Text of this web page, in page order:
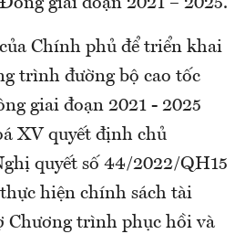
giai đoạn 2021 – 2025.
Chính phủ để triển khai
trình đường bộ cao tốc
giai đoạn 2021 - 2025
XV quyết định chủ
quyết số 44/2022/QH15
hiện chính sách tài
Chương trình phục hồi và